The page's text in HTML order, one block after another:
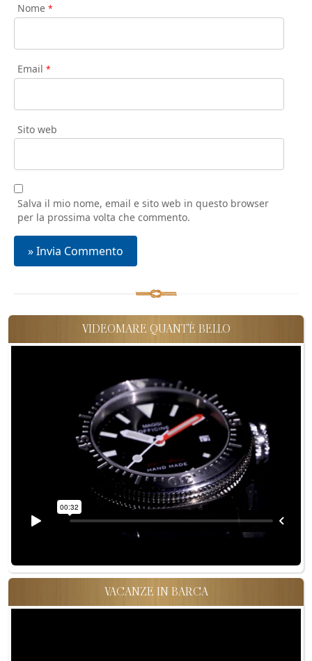
Nome *
Email *
Sito web
Salva il mio nome, email e sito web in questo browser
per la prossima volta che commento.
VIDEOMARE QUANT'È BELLO
VACANZE IN BARCA